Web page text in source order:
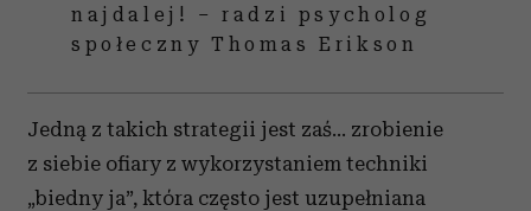
najdalej! – radzi psycholog
społeczny Thomas Erikson
Jedną z takich strategii jest zaś… zrobienie
z siebie ofiary z wykorzystaniem techniki
„biedny ja”, która często jest uzupełniana